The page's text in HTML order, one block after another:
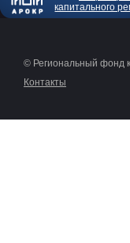
капитального
© Региональный фонд
Контакты